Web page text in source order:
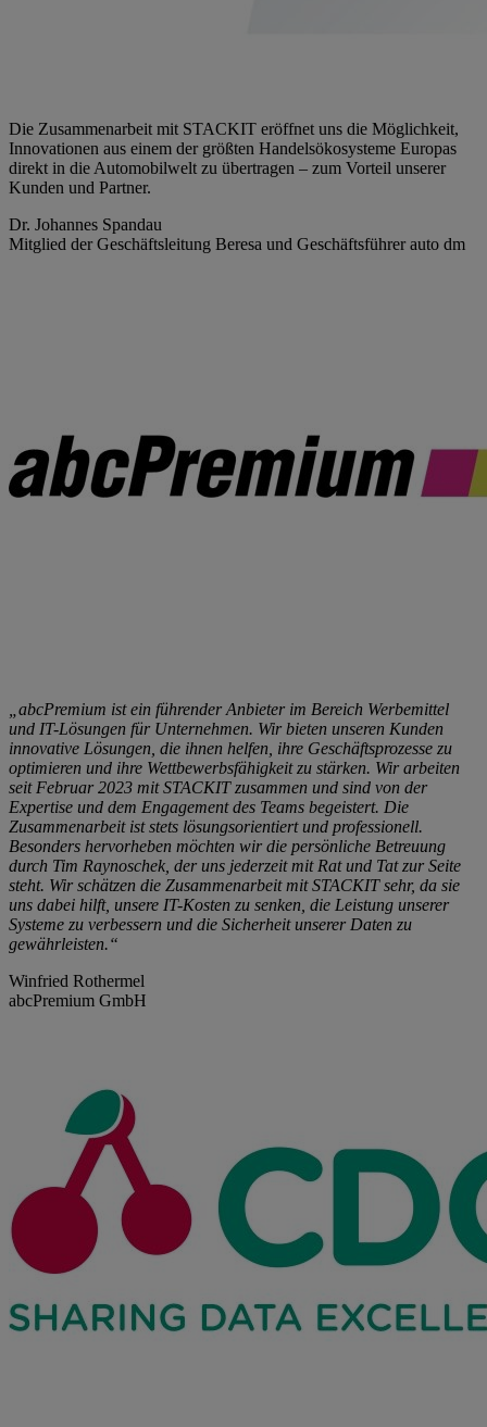
Die Zusammenarbeit mit STACKIT eröffnet uns die Möglichkeit,
Innovationen aus einem der größten Handelsökosysteme Europas
direkt in die Automobilwelt zu übertragen – zum Vorteil unserer
Kunden und Partner.
Dr. Johannes Spandau
Mitglied der Geschäftsleitung Beresa und Geschäftsführer auto dm
„abcPremium ist ein führender Anbieter im Bereich Werbemittel
und IT-Lösungen für Unternehmen. Wir bieten unseren Kunden
innovative Lösungen, die ihnen helfen, ihre Geschäftsprozesse zu
optimieren und ihre Wettbewerbsfähigkeit zu stärken. Wir arbeiten
seit Februar 2023 mit STACKIT zusammen und sind von der
Expertise und dem Engagement des Teams begeistert. Die
Zusammenarbeit ist stets lösungsorientiert und professionell.
Besonders hervorheben möchten wir die persönliche Betreuung
durch Tim Raynoschek, der uns jederzeit mit Rat und Tat zur Seite
steht. Wir schätzen die Zusammenarbeit mit STACKIT sehr, da sie
uns dabei hilft, unsere IT-Kosten zu senken, die Leistung unserer
Systeme zu verbessern und die Sicherheit unserer Daten zu
gewährleisten.“
Winfried Rothermel
abcPremium GmbH